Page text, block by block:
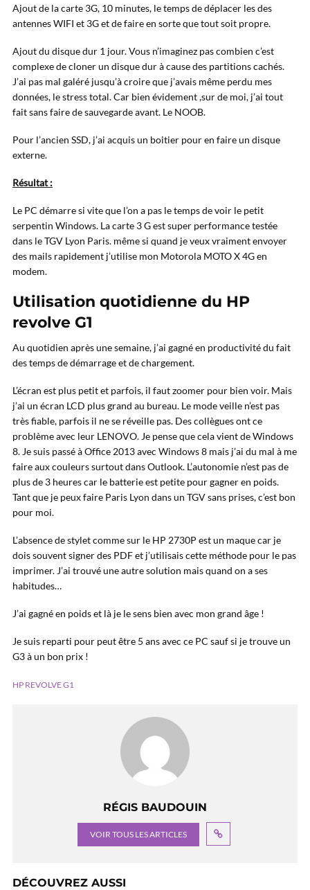
Ajout de la carte 3G, 10 minutes, le temps de déplacer les des
antennes WIFI et 3G et de faire en sorte que tout soit propre.
Ajout du disque dur 1 jour. Vous n’imaginez pas combien c’est
complexe de cloner un disque dur à cause des partitions cachés.
J’ai pas mal galéré jusqu’à croire que j’avais même perdu mes
données, le stress total. Car bien évidement ,sur de moi, j’ai tout
fait sans faire de sauvegarde avant. Le NOOB.
Pour l’ancien SSD, j’ai acquis un boitier pour en faire un disque
externe.
Résultat :
Le PC démarre si vite que l’on a pas le temps de voir le petit
serpentin Windows. La carte 3 G est super performance testée
dans le TGV Lyon Paris. même si quand je veux vraiment envoyer
des mails rapidement j’utilise mon Motorola MOTO X 4G en
modem.
Utilisation quotidienne du HP
revolve G1
Au quotidien après une semaine, j’ai gagné en productivité du fait
des temps de démarrage et de chargement.
L’écran est plus petit et parfois, il faut zoomer pour bien voir. Mais
j’ai un écran LCD plus grand au bureau. Le mode veille n’est pas
très fiable, parfois il ne se réveille pas. Des collègues ont ce
problème avec leur LENOVO. Je pense que cela vient de Windows
8. Je suis passé à Office 2013 avec Windows 8 mais j’ai du mal à me
faire aux couleurs surtout dans Outlook. L’autonomie n’est pas de
plus de 3 heures car le batterie est petite pour gagner en poids.
Tant que je peux faire Paris Lyon dans un TGV sans prises, c’est bon
pour moi.
L’absence de stylet comme sur le HP 2730P est un maque car je
dois souvent signer des PDF et j’utilisais cette méthode pour le pas
imprimer. J’ai trouvé une autre solution mais quand on a ses
habitudes…
J’ai gagné en poids et là je le sens bien avec mon grand âge !
Je suis reparti pour peut être 5 ans avec ce PC sauf si je trouve un
G3 à un bon prix !
HP REVOLVE G1
RÉGIS BAUDOUIN
VOIR TOUS LES ARTICLES
DÉCOUVREZ AUSSI